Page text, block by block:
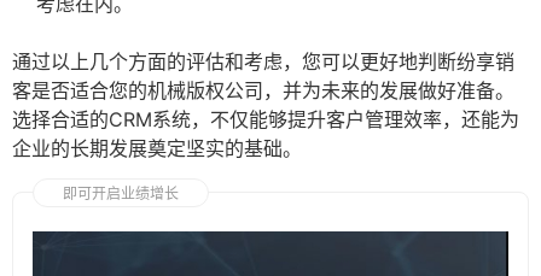
通过以上几个方面的评估和考虑，您可以更好地判断纷享销
客是否适合您的机械版权公司，并为未来的发展做好准备。
选择合适的CRM系统，不仅能够提升客户管理效率，还能为
企业的长期发展奠定坚实的基础。
即可开启业绩增长